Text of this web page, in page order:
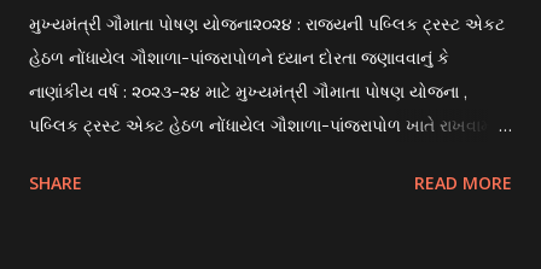
મુખ્યમંત્રી ગૌમાતા પોષણ યોજના૨૦૨૪ : રાજયની પબ્લિક ટ્રસ્ટ એકટ
હેઠળ નોંધાયેલ ગૌશાળા-પાંજરાપોળને ધ્યાન દોરતા જણાવવાનું કે
નાણાંકીય વર્ષ : ૨૦૨૩-૨૪ માટે મુખ્યમંત્રી ગૌમાતા પોષણ યોજના ,
પબ્લિક ટ્રસ્ટ એક્ટ હેઠળ નોંધાયેલ ગૌશાળા-પાંજરાપોળ ખાતે રાખવામાં
આઈ-ખેડુત પોર્ટલ પર મુકવામાં આવેલ છે. યોજનાના ઠરાવ તેમજ શરતો
SHARE READ MORE